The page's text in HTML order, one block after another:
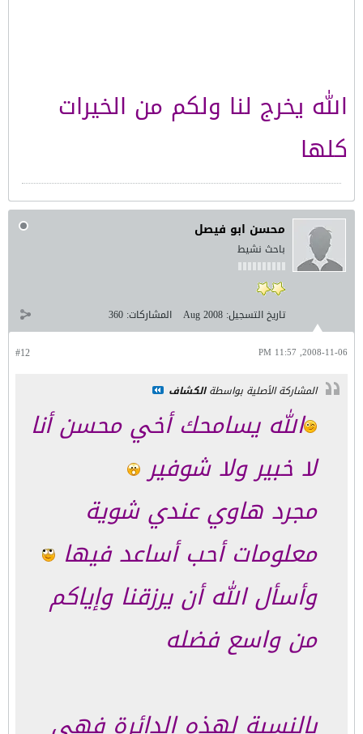
الله يخرج لنا ولكم من الخيرات
كلها
محسن ابو فيصل
باحث نشيط
تاريخ التسجيل: Aug 2008 المشاركات: 360
#12 2008-11-06, 11:57 PM
المشاركة الأصلية بواسطةالكشاف
الله يسامحك أخي محسن أنا
لا خبير ولا شوفير
مجرد هاوي عندي شوية
معلومات أحب أساعد فيها
وأسأل الله أن يرزقنا وإياكم
من واسع فضله